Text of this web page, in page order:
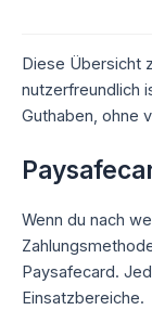
Diese Übersicht
nutzerfreundlich
Guthaben, ohne
Wenn du nach
Paysafecard.
Einsatzbereiche.